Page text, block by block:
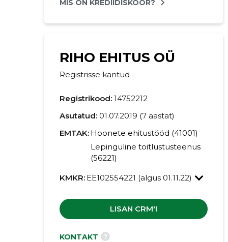
MIS ON KREDIIDISKOOR?
RIHO EHITUS OÜ
Registrisse kantud
Registrikood: 14752212
Asutatud: 01.07.2019 (7 aastat)
EMTAK: Hoonete ehitustööd (41001)
Lepinguline toitlustusteenus
(56221)
KMKR: EE102554221 (algus 01.11.22)
LISAN CRM'I
KONTAKT ?